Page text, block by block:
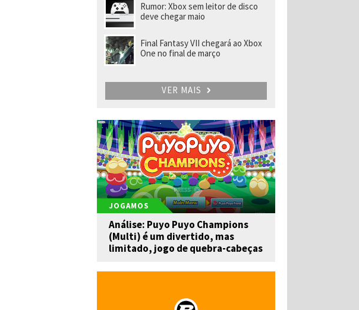
Rumor: Xbox sem leitor de disco
deve chegar maio
Final Fantasy VII chegará ao Xbox
One no final de março
VER MAIS
JOGAMOS
Análise: Puyo Puyo Champions
(Multi) é um divertido, mas
limitado, jogo de quebra-cabeças